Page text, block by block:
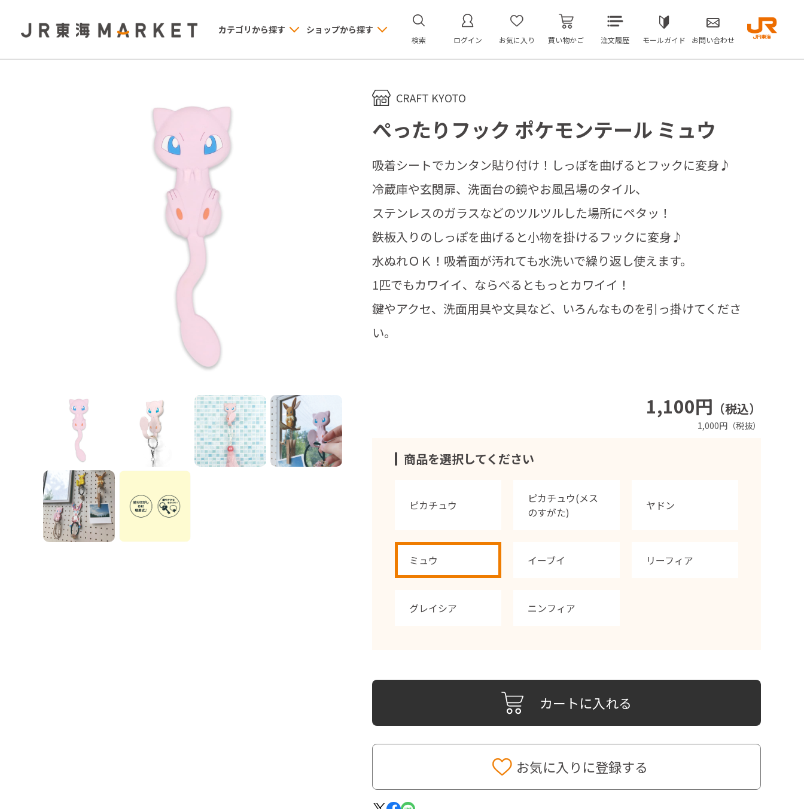
カテゴリから探す ショップから探す
検索 ログイン お気に入り 買い物かご 注文履歴 モールガイド お問い合わせ
CRAFT KYOTO
ぺったりフック ポケモンテール ミュウ
1,100円 （税込）
1,000円（税抜）
商品を選択してください
ピカチュウ
ピカチュウ(メス
のすがた)
ヤドン
ミュウ イーブイ リーフィア
グレイシア ニンフィア
カートに入れる
お気に入りに登録する
吸着シートでカンタン貼り付け！しっぽを曲げるとフックに変身♪
冷蔵庫や玄関扉、洗面台の鏡やお風呂場のタイル、
ステンレスのガラスなどのツルツルした場所にペタッ！
鉄板入りのしっぽを曲げると小物を掛けるフックに変身♪
水ぬれＯＫ！吸着面が汚れても水洗いで繰り返し使えます。
1匹でもカワイイ、ならべるともっとカワイイ！
鍵やアクセ、洗面用具や文具など、いろんなものを引っ掛けてくださ
い。